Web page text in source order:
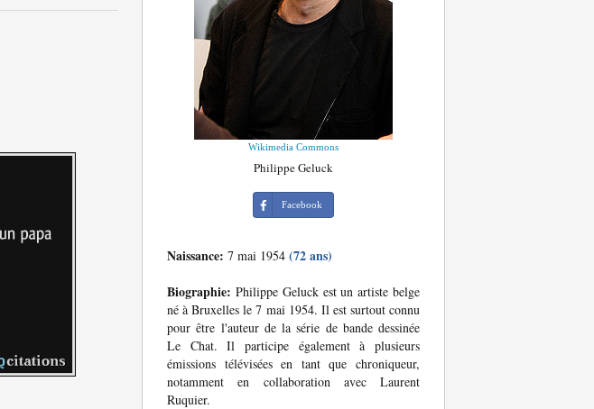
Wikimedia Commons
Philippe Geluck
Facebook
Naissance: 7 mai 1954 (72 ans)
Biographie: Philippe Geluck est un artiste belge
né à Bruxelles le 7 mai 1954. Il est surtout connu
pour être l'auteur de la série de bande dessinée
Le Chat. Il participe également à plusieurs
émissions télévisées en tant que chroniqueur,
notamment en collaboration avec Laurent
Ruquier.